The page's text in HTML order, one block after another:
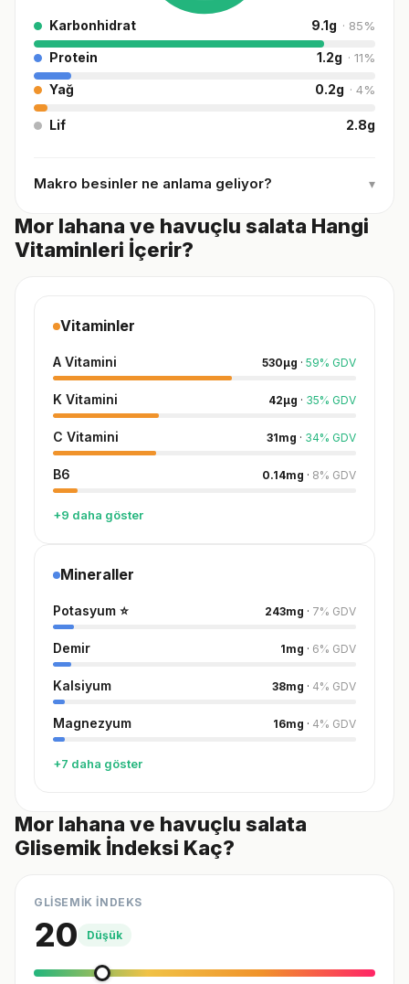
Karbonhidrat 9.1g · 85%
Protein 1.2g · 11%
Yağ 0.2g · 4%
Lif 2.8g
Makro besinler ne anlama geliyor? ▾
Mor lahana ve havuçlu salata Hangi
Vitaminleri İçerir?
Vitaminler
A Vitamini 530µg · 59% GDV
K Vitamini 42µg · 35% GDV
C Vitamini 31mg · 34% GDV
B6 0.14mg · 8% GDV
+9 daha göster
Mineraller
Potasyum ⭐ 243mg · 7% GDV
Demir 1mg · 6% GDV
Kalsiyum 38mg · 4% GDV
Magnezyum 16mg · 4% GDV
+7 daha göster
Mor lahana ve havuçlu salata
Glisemik İndeksi Kaç?
GLİSEMİK İNDEKS
20 Düşük